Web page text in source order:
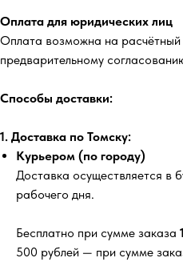
Оплата для юридических лиц
Оплата возможна на расчётный
предварительному
Способы доставки:
1. Доставка по Томску:
Курьером (по городу)
Доставка осуществляется в
рабочего дня.
Бесплатно при сумме заказа
500 рублей — при сумме